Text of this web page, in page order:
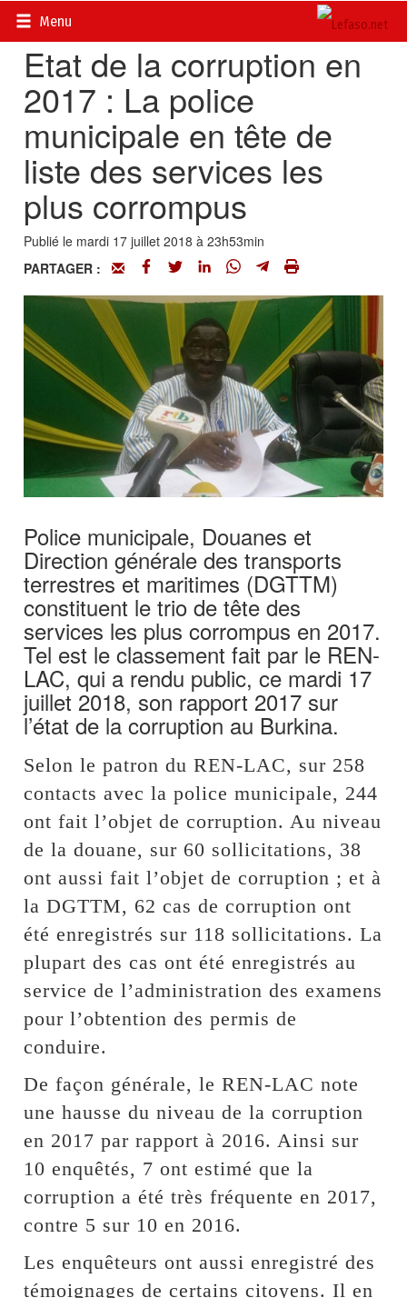
Menu
Accueil>
Etat de la corruption en
2017 : La police
municipale en tête de
liste des services les
plus corrompus
Publié le mardi 17 juillet 2018 à 23h53min
PARTAGER :
Police municipale, Douanes et
Direction générale des transports
terrestres et maritimes (DGTTM)
constituent le trio de tête des
services les plus corrompus en 2017.
Tel est le classement fait par le REN-
LAC, qui a rendu public, ce mardi 17
juillet 2018, son rapport 2017 sur
l’état de la corruption au Burkina.
Selon le patron du REN-LAC, sur 258
contacts avec la police municipale, 244
ont fait l’objet de corruption. Au niveau
de la douane, sur 60 sollicitations, 38
ont aussi fait l’objet de corruption ; et à
la DGTTM, 62 cas de corruption ont
été enregistrés sur 118 sollicitations. La
plupart des cas ont été enregistrés au
service de l’administration des examens
pour l’obtention des permis de
conduire.
De façon générale, le REN-LAC note
une hausse du niveau de la corruption
en 2017 par rapport à 2016. Ainsi sur
10 enquêtés, 7 ont estimé que la
corruption a été très fréquente en 2017,
contre 5 sur 10 en 2016.
Les enquêteurs ont aussi enregistré des
témoignages de certains citoyens. Il en